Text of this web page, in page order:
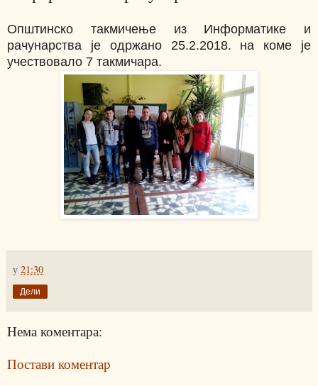
Општинско такмичење из Информатике и
рачунарства је одржано 25.2.2018. на коме је
учествовало 7 такмичара.
у 21:30
Дели
Нема коментара:
Постави коментар